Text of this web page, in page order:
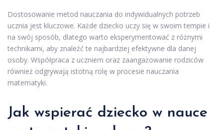
Dostosowanie metod nauczania do indywidualnych potrzeb
ucznia jest kluczowe. Każde dziecko uczy się w swoim tempie i
na swój sposób, dlatego warto eksperymentować z różnymi
technikami, aby znaleźć te najbardziej efektywne dla danej
osoby. Współpraca z uczniem oraz zaangażowanie rodziców
również odgrywają istotną rolę w procesie nauczania
matematyki.
Jak wspierać dziecko w nauce